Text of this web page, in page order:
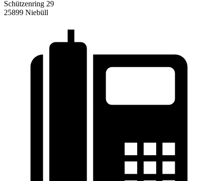
Schützenring 29
25899 Niebüll